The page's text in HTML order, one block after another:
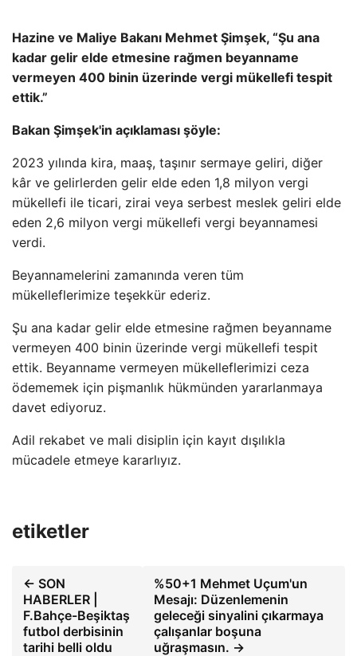
Hazine ve Maliye Bakanı Mehmet Şimşek, “Şu ana
kadar gelir elde etmesine rağmen beyanname
vermeyen 400 binin üzerinde vergi mükellefi tespit
ettik.”
Bakan Şimşek'in açıklaması şöyle:
2023 yılında kira, maaş, taşınır sermaye geliri, diğer
kâr ve gelirlerden gelir elde eden 1,8 milyon vergi
mükellefi ile ticari, zirai veya serbest meslek geliri elde
eden 2,6 milyon vergi mükellefi vergi beyannamesi
verdi.
Beyannamelerini zamanında veren tüm
mükelleflerimize teşekkür ederiz.
Şu ana kadar gelir elde etmesine rağmen beyanname
vermeyen 400 binin üzerinde vergi mükellefi tespit
ettik. Beyanname vermeyen mükelleflerimizi ceza
ödememek için pişmanlık hükmünden yararlanmaya
davet ediyoruz.
Adil rekabet ve mali disiplin için kayıt dışılıkla
mücadele etmeye kararlıyız.
etiketler
← SON
HABERLER |
F.Bahçe-Beşiktaş
futbol derbisinin
tarihi belli oldu
%50+1 Mehmet Uçum'un
Mesajı: Düzenlemenin
geleceği sinyalini çıkarmaya
çalışanlar boşuna
uğraşmasın. →